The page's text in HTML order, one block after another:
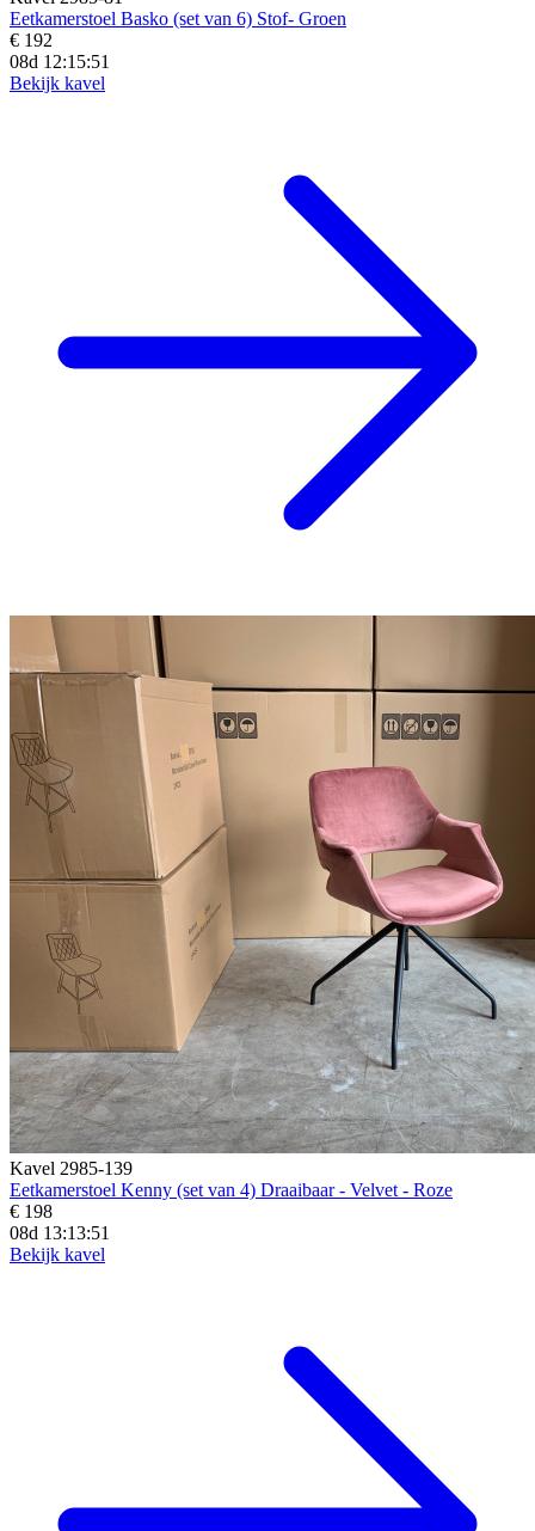
Eetkamerstoel Basko (set van 6) Stof- Groen
€ 192
08d 12:15:49
Bekijk kavel
Kavel 2985-139
Eetkamerstoel Kenny (set van 4) Draaibaar - Velvet - Roze
€ 198
08d 13:13:49
Bekijk kavel